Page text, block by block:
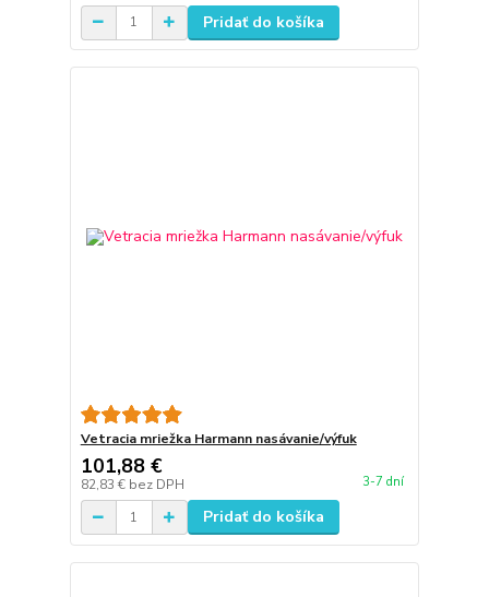
Pridať do košíka
Vetracia mriežka Harmann nasávanie/výfuk
101,88 €
82,83 € bez DPH 3-7 dní
Pridať do košíka